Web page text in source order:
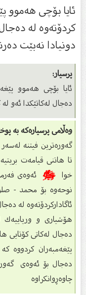
ئایا بۆچى هەموو
كردۆتەوە لە دەجال
دونیادا نەبێت
پرسیار:
ئایا بۆچى هەموو
دەجال لەكاتێكدا ئەو لە
وەڵامی پرسیارەکە بە
گەورەترین فیتنە
تا هاتنى قیامەت
خواﷺئەوەى
نوحەوە بۆ محمد -
ئاگاداركردۆتەوە لە
هۆشیارى و وریاییەك
دەجال لەكاتى كۆتایی
پێغەمبەران كردووە كە
دەجال بۆ ئەوەى
چاوەڕوانكراوە